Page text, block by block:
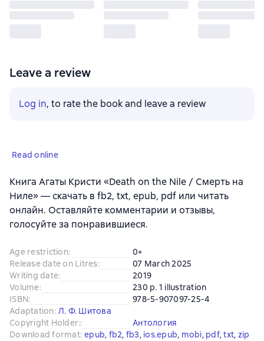
Leave a review
Log in, to rate the book and leave a review
Read online
Книга Агаты Кристи «Death on the Nile / Смерть на
Ниле» — скачать в fb2, txt, epub, pdf или читать
онлайн. Оставляйте комментарии и отзывы,
голосуйте за понравившиеся.
Age restriction:
0+
Release date on Litres:
07 March 2025
Writing date:
2019
Volume:
230 p. 1 illustration
ISBN:
978-5-907097-25-4
Adaptation: Л. Ф. Шитова
Copyright Holder::
Антология
Download format: epub, fb2, fb3, ios.epub, mobi, pdf, txt, zip